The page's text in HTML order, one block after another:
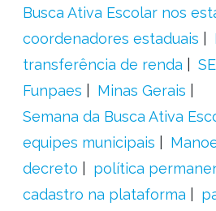
Busca Ativa Escolar nos
coordenadores estaduais
transferência de renda
Funpaes
Minas Gerais
Semana da Busca Ativa
equipes municipais
decreto
política
cadastro na plataforma